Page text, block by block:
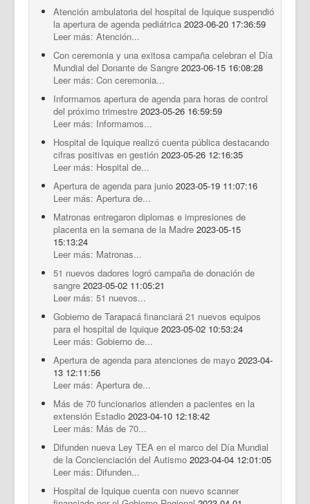
Atención ambulatoria del hospital de Iquique suspendió
la apertura de agenda pediátrica 2023-06-20 17:36:59
Leer más: Atención...
Con ceremonia y una exitosa campaña celebran el Día
Mundial del Donante de Sangre 2023-06-15 16:08:28
Leer más: Con ceremonia...
Informamos apertura de agenda para horas de control
del próximo trimestre 2023-05-26 16:59:59
Leer más: Informamos...
Hospital de Iquique realizó cuenta pública destacando
cifras positivas en gestión 2023-05-26 12:16:35
Leer más: Hospital de...
Apertura de agenda para junio 2023-05-19 11:07:16
Leer más: Apertura de...
Matronas entregaron diplomas e impresiones de
placenta en la semana de la Madre 2023-05-15
15:13:24
Leer más: Matronas...
51 nuevos dadores logró campaña de donación de
sangre 2023-05-02 11:05:21
Leer más: 51 nuevos...
Gobierno de Tarapacá financiará 21 nuevos equipos
para el hospital de Iquique 2023-05-02 10:53:24
Leer más: Gobierno de...
Apertura de agenda para atenciones de mayo 2023-04-
13 12:11:56
Leer más: Apertura de...
Más de 70 funcionarios atienden a pacientes en la
extensión Estadio 2023-04-10 12:18:42
Leer más: Más de 70...
Difunden nueva Ley TEA en el marco del Día Mundial
de la Concienciación del Autismo 2023-04-04 12:01:05
Leer más: Difunden...
Hospital de Iquique cuenta con nuevo scanner